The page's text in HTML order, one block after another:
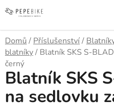
na
Domů / Příslušenství/
blatníky/ Blatník SKS S-
černý
Blatník SKS
na sedlovku